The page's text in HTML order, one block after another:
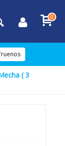
0
( 3